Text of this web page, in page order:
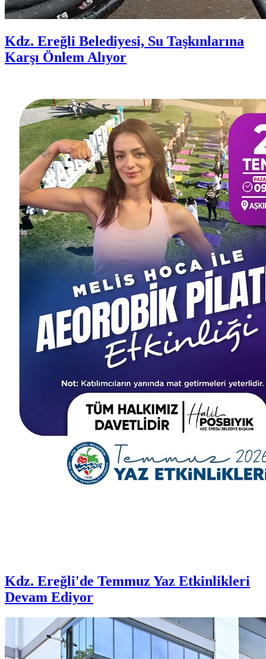
Kdz. Ereğli Belediyesi, Su Taşkınlarına
Karşı Önlem Alıyor
Kdz. Ereğli'de Temmuz Yaz Etkinlikleri
Devam Ediyor